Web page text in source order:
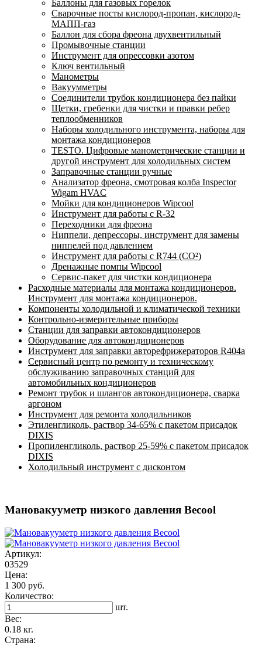
Баллоны для газовых горелок
Сварочные посты кислород-пропан, кислород-
МАПП-газ
Баллон для сбора фреона двухвентильный
Промывочные станции
Инструмент для опрессовки азотом
Ключ вентильный
Манометры
Вакуумметры
Соединители трубок кондиционера без пайки
Щетки, гребенки для чистки и правки ребер
теплообменников
Наборы холодильного инструмента, наборы для
монтажа кондиционеров
TESTO. Цифровые манометрические станции и
другой инструмент для холодильных систем
Заправочные станции ручные
Анализатор фреона, смотровая колба Inspector
Wigam HVAC
Мойки для кондиционеров Wipcool
Инструмент для работы с R-32
Переходники для фреона
Ниппели, депрессоры, инструмент для замены
ниппелей под давлением
Инструмент для работы с R744 (CO²)
Дренажные помпы Wipcool
Сервис-пакет для чистки кондиционера
Расходные материалы для монтажа кондиционеров.
Инструмент для монтажа кондиционеров.
Компоненты холодильной и климатической техники
Контрольно-измерительные приборы
Станции для заправки автокондиционеров
Оборудование для автокондиционеров
Инструмент для заправки авторефрижераторов R404a
Сервисный центр по ремонту и техническому
обслуживанию заправочных станций для
автомобильных кондиционеров
Ремонт трубок и шлангов автокондиционера, сварка
аргоном
Инструмент для ремонта холодильников
Этиленгликоль, раствор 34-65% с пакетом присадок
DIXIS
Пропиленгликоль, раствор 25-59% с пакетом присадок
DIXIS
Холодильный инструмент с дисконтом
Мановакууметр низкого давления Becool
Артикул:
03529
Цена:
1 300 руб.
Количество:
шт.
Вес:
0.18 кг.
Страна: